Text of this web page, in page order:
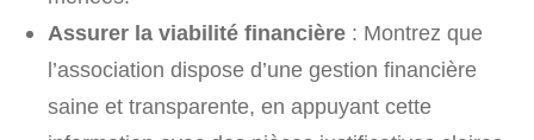
Assurer la viabilité financière : Montrez que
l’association dispose d’une gestion financière
saine et transparente, en appuyant cette